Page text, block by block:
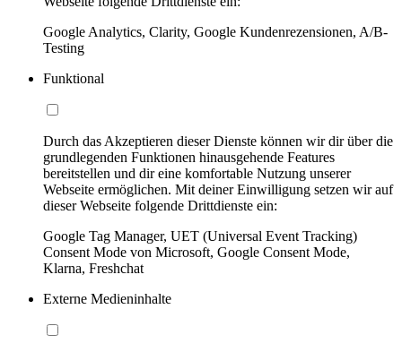
Google Analytics, Clarity, Google Kundenrezensionen, A/B-
Testing
Funktional
Durch das Akzeptieren dieser Dienste können wir dir über die
grundlegenden Funktionen hinausgehende Features
bereitstellen und dir eine komfortable Nutzung unserer
Webseite ermöglichen. Mit deiner Einwilligung setzen wir auf
dieser Webseite folgende Drittdienste ein:
Google Tag Manager, UET (Universal Event Tracking)
Consent Mode von Microsoft, Google Consent Mode,
Klarna, Freshchat
Externe Medieninhalte